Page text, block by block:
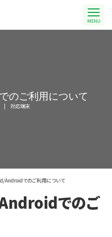
MENU
のご利用について
対応端末
Androidでのご利用について
でのご